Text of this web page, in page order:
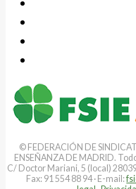
© FEDERACIÓN DE
ENSEÑANZA DE MADRID.
C/ Doctor Mariani, 5 (local)
Fax: 91 554 88 94 · E-mail: